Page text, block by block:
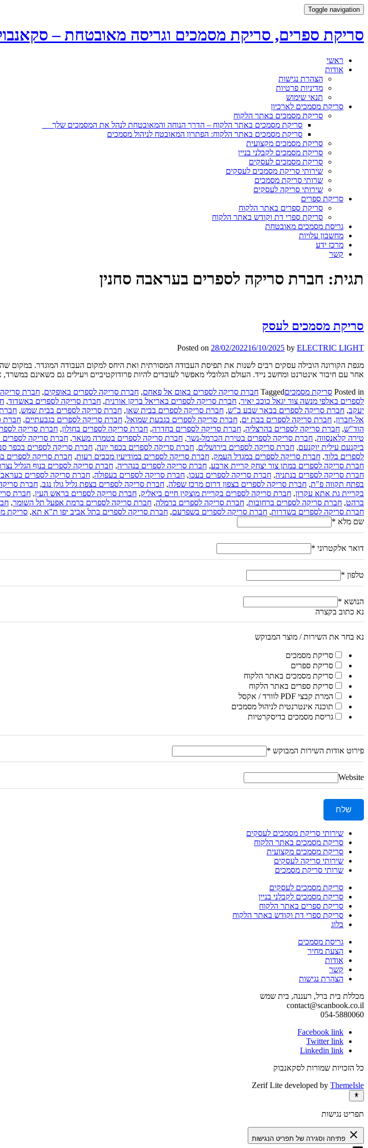
Toggle navigation
סריקת ספרים, סריקת מסמכים וגריסה מאובטחת –
Skip
ראשי
אודות
הצהרת נגישות
מדיניות פרטיות
תנאי שימוש
סריקת מסמכים לארכיון
סריקת מסמכים באתר הלקוח
סריקת מסמכים באתר הלקוח – הדרך הנוחה והמאובטחת לנהל את המסמכים שלך
סריקת מסמכים באתר הלקוח: הפתרון המאובטח לניהול מסמכים
סריקת מסמכים מקצועית
סריקת מסמכים לקבלני בניין
סריקת מסמכים לעסקים
שירותי סריקת מסמכים לעסקים
שרותי סריקת מסמכים
שירותי סריקה לעסקים
סריקת ספרים
סריקת ספרים באתר הלקוח
סריקת ספרי דת וקודש באתר הלקוח
גריסת מסמכים מאובטחת
מחשבון עלויות
מרכז ידע
קשר
תגית: חברת סריקה לספרים בעראבה סחנין
סריקת מסמכים לעסק
Posted on 28/02/202216/10/2025 by ELECTRIC LIGHT
מגפת הקורונה הובילה עסקים רבים לשנות את תפיסת העבודה המסורתית ואת היחס למקום העבודה המוגדר. במקום
אחר עם חיבור אינטרנט ומחשב נייד. העולם הגלובלי מאפשר לעובדים להיות פרודוקטיביים ויעילים גם כשאינם
Posted in סריקת מסמכיםTagged חברת סריקה לספרים באום אל פאחם, חברת סריקה לספרים באופקים, חברת סריקה
לספרים באלפי מנשה צור יגאל כוכב יאיר, חברת סריקה לספרים באריאל ברקן אורנית, חברת סריקה לספרים באשדוד,
יעקב, חברת סריקה לספרים בבאר שבע ב"ש, חברת סריקה לספרים בבית שאן, חברת סריקה לספרים בבית שמש,
אל-חברון, חברת סריקה לספרים בבת ים, חברת סריקה לספרים בגבעת שמואל, חברת סריקה לספרים בגבעתיים, חברת
הוד"ש, חברת סריקה לספרים בהרצליה, חברת סריקה לספרים בחדרה, חברת סריקה לספרים בחולון, חברת סריקה
טירה קלאנסווה, חברת סריקה לספרים בטירת הכרמל-נשר, חברת סריקה לספרים בטמרה מעאר, חברת סריקה לספרים
ביקנעם עילית יוקנעם, חברת סריקה לספרים בירושלים, חברת סריקה לספרים בכפר יונה, חברת סריקה לספרים בכפר
לספרים בלוד, חברת סריקה לספרים במגדל העמק, חברת סריקה לספרים במודיעין מכבים רעות, חברת סריקה לספרים
חברת סריקה לספרים במתן צור יצחק קריית ארבע, חברת סריקה לספרים בנהריה, חברת סריקה לספרים בנוף הגליל
חברת סריקה לספרים בנתניה, חברת סריקה לספרים בעכו, חברת סריקה לספרים בעפולה, חברת סריקה לספרים
בפתח תקווה פ"ת, חברת סריקה לספרים בצפון דרום מרכז שפלה, חברת סריקה לספרים בצפת גליל גולן נגב, חברת
בקריית גת אתא עקרון, חברת סריקה לספרים בקריית מוצקין חיים ביאליק, חברת סריקה לספרים בראש העין, חברת
ברהט, חברת סריקה לספרים ברחובות, חברת סריקה לספרים ברמלה, חברת סריקה לספרים ברמת אפעל תל השומר,
חברת סריקה לספרים בשדרות, חברת סריקה לספרים בשפרעם, חברת סריקה לספרים בתל אביב יפו ת"א תא, סריקת
שם מלא *
דואר אלקטרוני *
טלפון *
הנושא *
נא כתוב בקצרה
נא בחר את השירות / מוצר המבוקש
סריקת מסמכים
סריקת ספרים
סריקת מסמכים באתר הלקוח
סריקת ספרים באתר הלקוח
המרת קבצי PDF לוורד / אקסל
תוכנה אינטרנטית לניהול מסמכים
גריסת מסמכים בדיסקרטיות
פירוט אודות השירות המבוקש *
Website
שלח
שירותי סריקת מסמכים לעסקים
סריקת מסמכים באתר הלקוח
סריקת מסמכים מקצועית
שירותי סריקה לעסקים
שרותי סריקת מסמכים
סריקת מסמכים לעסקים
סריקת מסמכים לקבלני בניין
סריקת ספרים באתר הלקוח
סריקת ספרי דת וקודש באתר הלקוח
בלוג
גריסת מסמכים
הצעת מחיר
אודות
קשר
הצהרת נגישות
מכללת בית ברל, רעננה, בית שמש
contact@scanbook.co.il
054-5880060
Facebook link
Twitter link
Linkedin link
כל הזכויות שמורות לסקאנבוק
Zerif Lite developed by ThemeIsle
תפריט נגישות
close פתיחה וסגירה של תפריט הנגישות